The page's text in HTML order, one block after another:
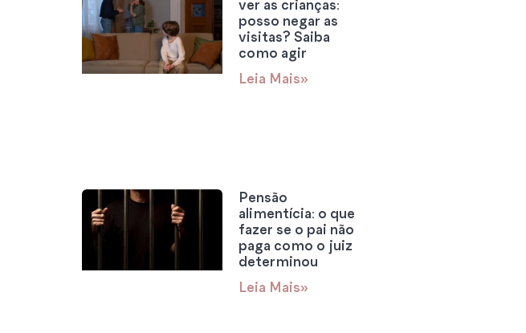
ver as crianças:
posso negar as
visitas? Saiba
como agir
Leia Mais»
Pensão
alimentícia: o que
fazer se o pai não
paga como o juiz
determinou
Leia Mais»